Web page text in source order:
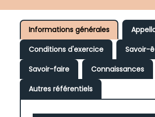
Informations générales
Conditions d'exercice
Savoir-
Savoir-faire
Connaissances
Autres référentiels